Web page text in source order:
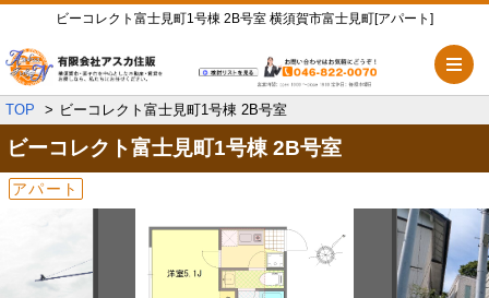
ビーコレクト富士見町1号棟 2B号室 横須賀市富士見町[アパート]
TOP ビーコレクト富士見町1号棟 2B号室
ビーコレクト富士見町1号棟2B号室
アパート